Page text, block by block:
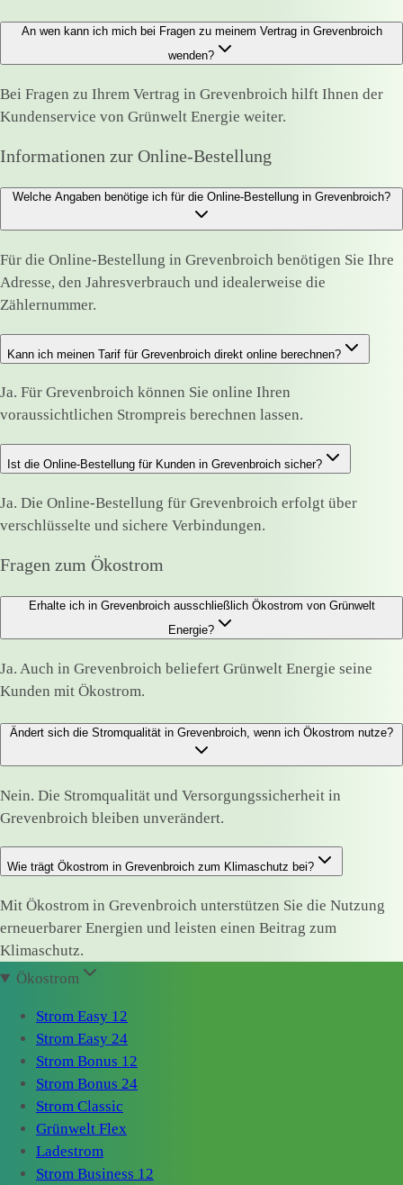
An wen kann ich mich bei Fragen zu meinem Vertrag in Grevenbroich
wenden?
Bei Fragen zu Ihrem Vertrag in Grevenbroich hilft Ihnen der
Kundenservice von Grünwelt Energie weiter.
Informationen zur Online-Bestellung
Welche Angaben benötige ich für die Online-Bestellung in Grevenbroich?
Für die Online-Bestellung in Grevenbroich benötigen Sie Ihre
Adresse, den Jahresverbrauch und idealerweise die
Zählernummer.
Kann ich meinen Tarif für Grevenbroich direkt online berechnen?
Ja. Für Grevenbroich können Sie online Ihren
voraussichtlichen Strompreis berechnen lassen.
Ist die Online-Bestellung für Kunden in Grevenbroich sicher?
Ja. Die Online-Bestellung für Grevenbroich erfolgt über
verschlüsselte und sichere Verbindungen.
Fragen zum Ökostrom
Erhalte ich in Grevenbroich ausschließlich Ökostrom von Grünwelt
Energie?
Ja. Auch in Grevenbroich beliefert Grünwelt Energie seine
Kunden mit Ökostrom.
Ändert sich die Stromqualität in Grevenbroich, wenn ich Ökostrom nutze?
Nein. Die Stromqualität und Versorgungssicherheit in
Grevenbroich bleiben unverändert.
Wie trägt Ökostrom in Grevenbroich zum Klimaschutz bei?
Mit Ökostrom in Grevenbroich unterstützen Sie die Nutzung
erneuerbarer Energien und leisten einen Beitrag zum
Klimaschutz.
Ökostrom
Strom Easy 12
Strom Easy 24
Strom Bonus 12
Strom Bonus 24
Strom Classic
Grünwelt Flex
Ladestrom
Strom Business 12